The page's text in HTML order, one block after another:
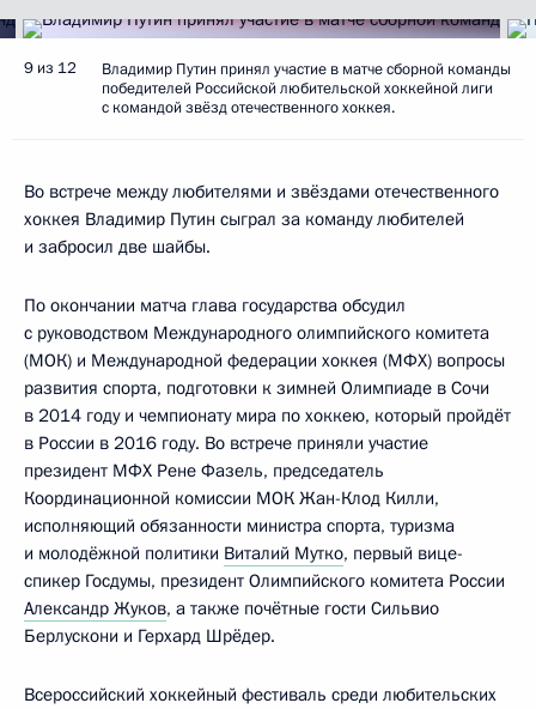
9 из 12
Владимир Путин принял участие в матче сборной команды
победителей Российской любительской хоккейной лиги
с командой звёзд отечественного хоккея.
Во встрече между любителями и звёздами отечественного
хоккея Владимир Путин сыграл за команду любителей
и забросил две шайбы.
По окончании матча глава государства обсудил
с руководством Международного олимпийского комитета
(МОК) и Международной федерации хоккея (МФХ) вопросы
развития спорта, подготовки к зимней Олимпиаде в Сочи
в 2014 году и чемпионату мира по хоккею, который пройдёт
в России в 2016 году. Во встрече приняли участие
президент МФХ Рене Фазель, председатель
Координационной комиссии МОК Жан-Клод Килли,
исполняющий обязанности министра спорта, туризма
и молодёжной политики Виталий Мутко, первый вице-
спикер Госдумы, президент Олимпийского комитета России
Александр Жуков, а также почётные гости Сильвио
Берлускони и Герхард Шрёдер.
Всероссийский хоккейный фестиваль среди любительских